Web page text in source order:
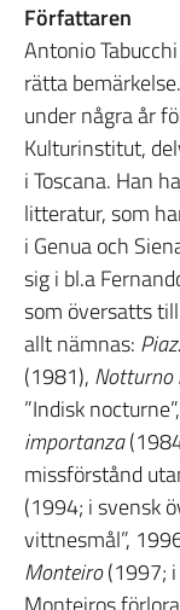
Författaren
Antonio
rätta
under några år
Kulturinstitut,
i Toscana. Han
litteratur, som
i Genua och
sig i bl.a
som översatts
allt nämnas:
(1981), Notturno
”Indisk
importanza
missförstånd
(1994; i svensk
vittnesmål”,
Monteiro(1997; i